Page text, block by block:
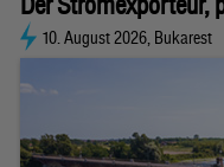
10. August 2026, Bukarest